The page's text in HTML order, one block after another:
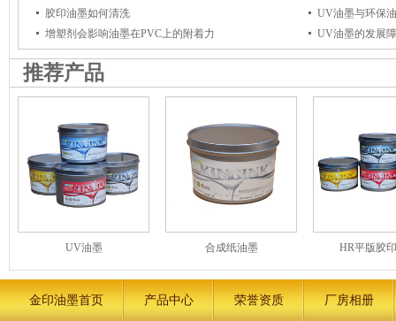
胶印油墨如何清洗
UV油墨与环保
增塑剂会影响油墨在PVC上的附着力
UV油墨的发展
推荐产品
UV油墨 合成纸油墨 HR平版胶
金印油墨首页 产品中心 荣誉资质 厂房相册